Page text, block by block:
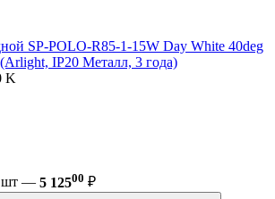
SP-POLO-R85-1-15W Day White 40deg
IP20 Металл, 3 года)
K
шт — 5 12500 ₽